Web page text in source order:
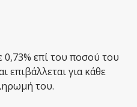
0,73% επί του ποσού του
για κάθε
του.